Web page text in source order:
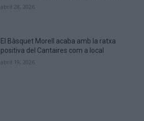
abril 28, 2026
El Bàsquet Morell acaba amb la ratxa
positiva del Cantaires com a local
abril 19, 2026